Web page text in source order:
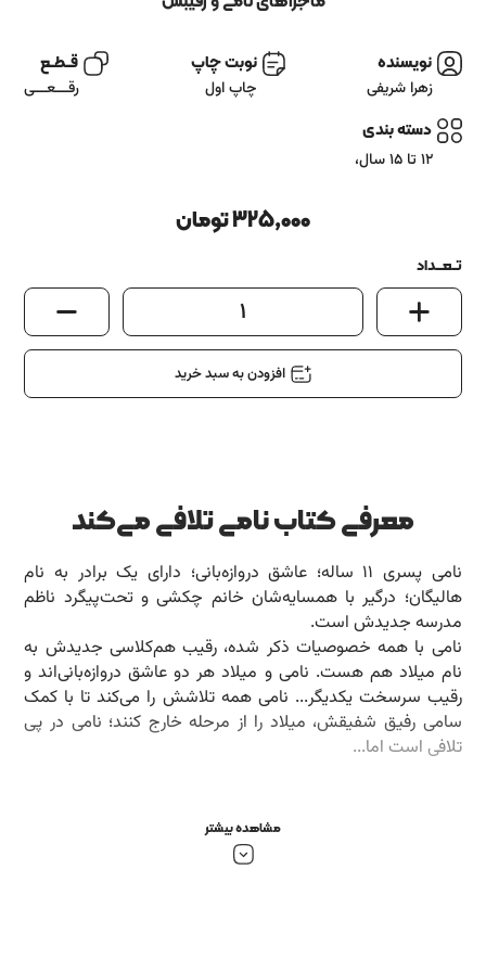
نویسنده
زهرا شریفی
نوبت چاپ
چاپ اول
قــطــع
رقـــعـــی
دسته بندی
12 تا 15 سال ،
325,000تومان
تــعـــداد
1
افزودن به سبد خرید
معرفی کتاب نامی تلافی می‌کند
نامی پسری 11 ساله؛ عاشق دروازه‌بانی؛ دارای یک برادر به نام
هالیگان؛ درگیر با همسایه‌شان خانم چکشی و تحت‌پیگرد ناظم
مدرسه جدیدش است.
نامی با همه خصوصیات ذکر شده، رقیب هم‌کلاسی جدیدش به
نام میلاد هم هست. نامی و میلاد هر دو عاشق دروازه‌بانی‌اند و
رقیب سرسخت یکدیگر... نامی همه تلاشش را می‌کند تا با کمک
سامی رفیق شفیقش، میلاد را از مرحله خارج کنند؛ نامی در پی
تلافی است اما...
نمیدانم خدا چرا میخواهد هم هی امتحاناتش را از من بگیرد. اگر
ضعیفترین تیم حمله و مدافعها را هم داشتم، اینقدر توپ توی
درواز هام گل نمیشد. توپ و امضای عابدزاده به فنا رفت. کار
مشاهده بیشتر